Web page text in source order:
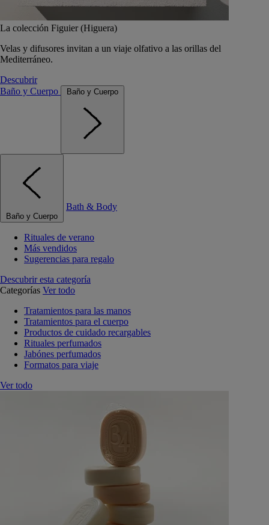
La colección Figuier (Higuera)
Velas y difusores invitan a un viaje olfativo a las orillas del
Mediterráneo.
Descubrir
Baño y Cuerpo
Baño y Cuerpo
Baño y Cuerpo
Bath & Body
Rituales de verano
Más vendidos
Sugerencias para regalo
Descubrir esta categoría
Categorías Ver todo
Tratamientos para las manos
Tratamientos para el cuerpo
Productos de cuidado recargables
Rituales perfumados
Jabónes perfumados
Formatos para viaje
Ver todo